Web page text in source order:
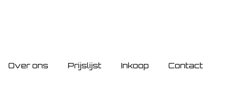
Over ons Prijslijst Inkoop Contact